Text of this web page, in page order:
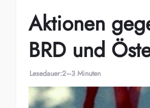
Aktionen
BRD und
Lesedauer:2–3 Minuten